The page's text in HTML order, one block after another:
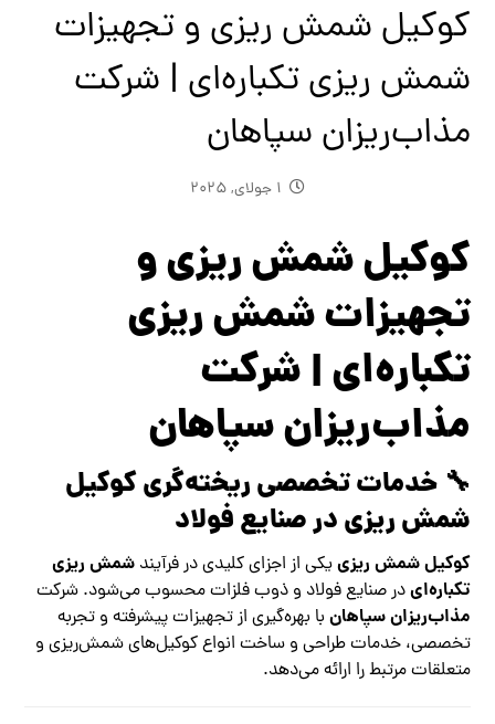
کوکیل شمش ریزی و تجهیزات
شمش ریزی تکباره‌ای | شرکت
مذاب‌ریزان سپاهان
1 جولای, 2025
کوکیل شمش ریزی و
تجهیزات شمش ریزی
تکباره‌ای | شرکت
مذاب‌ریزان سپاهان
🔧 خدمات تخصصی ریخته‌گری کوکیل
شمش ریزی در صنایع فولاد
کوکیل شمش ریزییکی از اجزای کلیدی در فرآیندشمش ریزی
تکباره‌ایدر صنایع فولاد و ذوب فلزات محسوب می‌شود. شرکت
مذاب‌ریزان سپاهان با بهره‌گیری از تجهیزات پیشرفته و تجربه
تخصصی، خدمات طراحی و ساخت انواع کوکیل‌های شمش‌ریزی و
متعلقات مرتبط را ارائه می‌دهد.